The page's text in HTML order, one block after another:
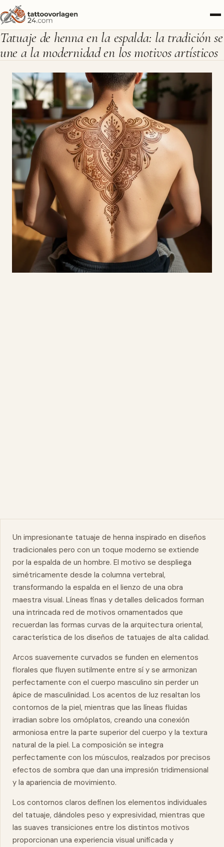
Tatuaje de henna en la espalda: la tradición se
une a la modernidad en los motivos artísticos
Un impresionante tatuaje de henna inspirado en diseños
tradicionales pero con un toque moderno se extiende
por la espalda de un hombre. El motivo se despliega
simétricamente desde la columna vertebral,
transformando la espalda en el lienzo de una obra
maestra visual. Líneas finas y detalles delicados forman
una intrincada red de motivos ornamentados que
recuerdan las formas curvas de la arquitectura oriental,
característica de los diseños de tatuajes de alta calidad.
Arcos suavemente curvados se funden en elementos
florales que fluyen sutilmente entre sí y se armonizan
perfectamente con el cuerpo masculino sin perder un
ápice de masculinidad. Los acentos de luz resaltan los
contornos de la piel, mientras que las líneas fluidas
irradian sobre los omóplatos, creando una conexión
armoniosa entre la parte superior del cuerpo y la textura
natural de la piel. La composición se integra
perfectamente con los músculos, realzados por precisos
efectos de sombra que dan una impresión tridimensional
y la apariencia de movimiento.
Los contornos claros definen los elementos individuales
del tatuaje, dándoles peso y expresividad, mientras que
las suaves transiciones entre los distintos motivos
proporcionan una experiencia visual unificada y